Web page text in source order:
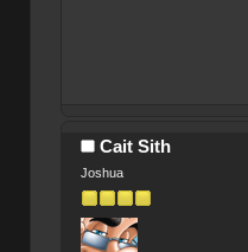
Cait Sith
Joshua